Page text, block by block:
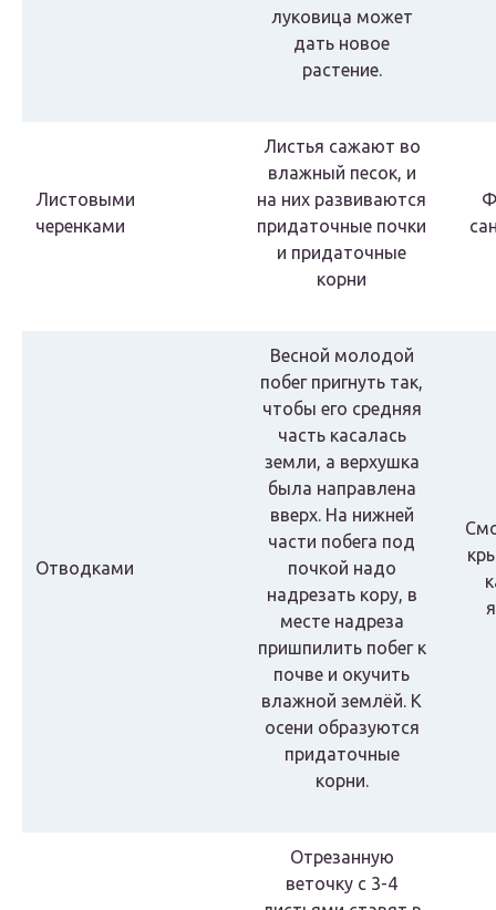
луковица может
дать новое
растение.
Листовыми
черенками
Листья сажают во
влажный песок, и
на них развиваются
придаточные почки
и придаточные
корни
Отводками
Весной молодой
побег пригнуть так,
чтобы его средняя
часть касалась
земли, а верхушка
была направлена
вверх. На нижней
части побега под
почкой надо
надрезать кору, в
месте надреза
пришпилить побег к
почве и окучить
влажной землёй. К
осени образуются
придаточные
корни.
Отрезанную
веточку с 3-4